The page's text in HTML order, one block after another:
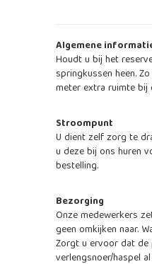
Algemene
Houdt u bij het
springkussen heen.
meter extra ruimte bij
Stroompunt
U dient zelf zorg te
u deze bij ons huren
bestelling.
Bezorging
Onze medewerkers
geen omkijken naar.
Zorgt u ervoor dat de
verlengsnoer/haspel